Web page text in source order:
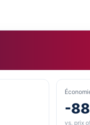
-
vs. prix